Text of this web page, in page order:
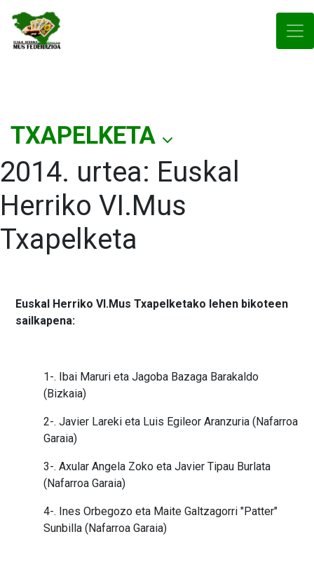
TXAPELKETA
2014. urtea: Euskal
Herriko VI.Mus
Txapelketa
Euskal Herriko VI.Mus Txapelketako lehen bikoteen
sailkapena:
1-. Ibai Maruri eta Jagoba Bazaga Barakaldo
(Bizkaia)
2-. Javier Lareki eta Luis Egileor Aranzuria (Nafarroa
Garaia)
3-. Axular Angela Zoko eta Javier Tipau Burlata
(Nafarroa Garaia)
4-. Ines Orbegozo eta Maite Galtzagorri "Patter"
Sunbilla (Nafarroa Garaia)